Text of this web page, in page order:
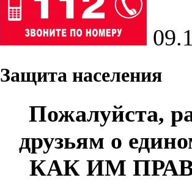
Защита населения
Пожалуйста,
друзьям о
КАК ИМ